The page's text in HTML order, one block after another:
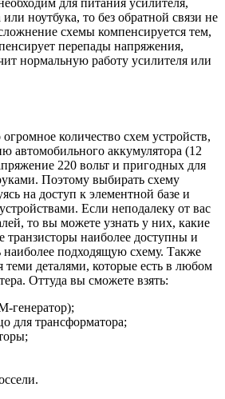
ноутбука, то без обратной связи не
схемы компенсируется тем,
перепады напряжения,
нормальную работу усилителя или
количество схем устройств,
автомобильного аккумулятора (12
220 вольт и пригодных для
Поэтому выбирать схему
на доступ к элементной базе и
Если неподалеку от вас
то вы можете узнать у них, какие
транзисторы наиболее доступны и
подходящую схему. Также
теми деталями, которые есть в любом
Оттуда вы сможете взять:
генератор);
для трансформатора;